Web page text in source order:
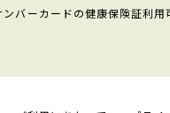
バーカードの健康保険証利